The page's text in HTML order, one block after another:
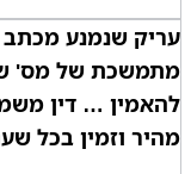
עריק שנמנע
מתמשכת של מס'
להאמין … דין
מהיר וזמין בכל